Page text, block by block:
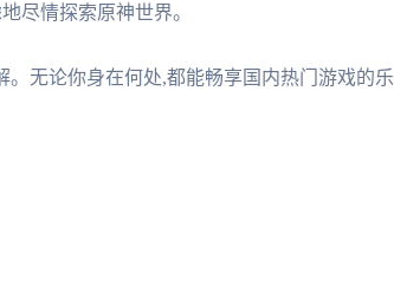
尽情探索原神世界。
。无论你身在何处,都能畅享国内热门游戏的乐